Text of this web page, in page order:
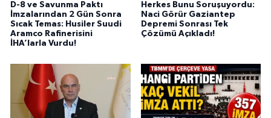
D-8 ve Savunma Paktı
İmzalarından 2 Gün Sonra
Sıcak Temas: Husiler Suudi
Aramco Rafinerisini
İHA’larla Vurdu!
Herkes Bunu Soruşuyordu:
Naci Görür Gaziantep
Depremi Sonrası Tek
Çözümü Açıkladı!